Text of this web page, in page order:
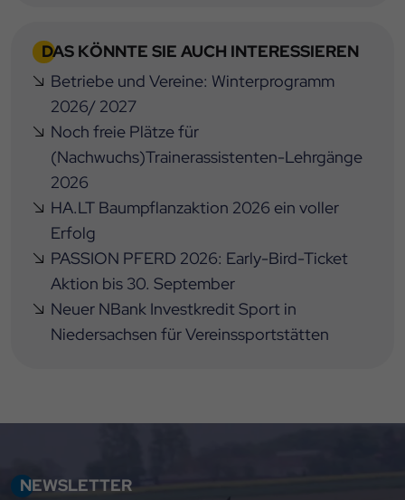
DAS KÖNNTE SIE AUCH INTERESSIEREN
Betriebe und Vereine: Winterprogramm
2026/ 2027
Noch freie Plätze für
(Nachwuchs)Trainerassistenten-Lehrgänge
2026
HA.LT Baumpflanzaktion 2026 ein voller
Erfolg
PASSION PFERD 2026: Early-Bird-Ticket
Aktion bis 30. September
Neuer NBank Investkredit Sport in
Niedersachsen für Vereinssportstätten
NEWSLETTER